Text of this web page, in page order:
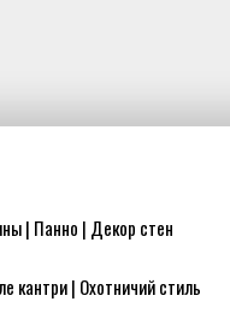
| Панно | Декор стен
кантри | Охотничий стиль